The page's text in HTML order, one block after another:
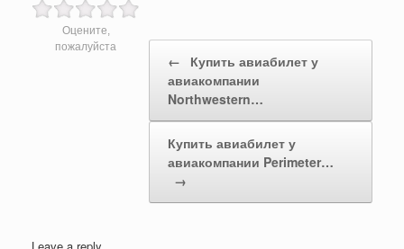
Оцените,
пожалуйста
Post navigation
←
Купить авиабилет у
авиакомпании
Northwestern…
Купить авиабилет у
авиакомпании Perimeter…
→
Leave a reply